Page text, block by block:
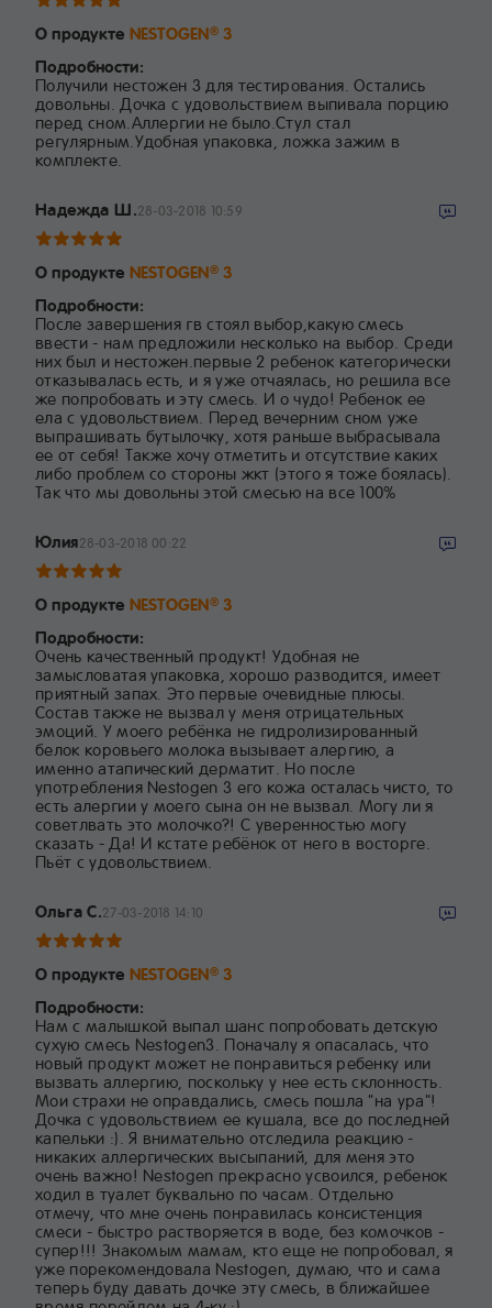
О продукте NESTOGEN®3
Подробности:
Получили нестожен 3 для тестирования. Остались
довольны. Дочка с удовольствием выпивала порцию
перед сном.Аллергии не было.Стул стал
регулярным.Удобная упаковка, ложка зажим в
комплекте.
Надежда Ш.28-03-2018 10:59
О продукте NESTOGEN®3
Подробности:
После завершения гв стоял выбор,какую смесь
ввести - нам предложили несколько на выбор. Среди
них был и нестожен.первые 2 ребенок категорически
отказывалась есть, и я уже отчаялась, но решила все
же попробовать и эту смесь. И о чудо! Ребенок ее
ела с удовольствием. Перед вечерним сном уже
выпрашивать бутылочку, хотя раньше выбрасывала
ее от себя! Также хочу отметить и отсутствие каких
либо проблем со стороны жкт (этого я тоже боялась).
Так что мы довольны этой смесью на все 100%
Юлия28-03-2018 00:22
О продукте NESTOGEN®3
Подробности:
Очень качественный продукт! Удобная не
замысловатая упаковка, хорошо разводится, имеет
приятный запах. Это первые очевидные плюсы.
Состав также не вызвал у меня отрицательных
эмоций. У моего ребёнка не гидролизированный
белок коровьего молока вызывает алергию, а
именно атапический дерматит. Но после
употребления Nestogen 3 его кожа осталась чисто, то
есть алергии у моего сына он не вызвал. Могу ли я
советлвать это молочко?! С уверенностью могу
сказать - Да! И кстате ребёнок от него в восторге.
Пьёт с удовольствием.
Ольга С.27-03-2018 14:10
О продукте NESTOGEN®3
Подробности:
Нам с малышкой выпал шанс попробовать детскую
сухую смесь Nestogen3. Поначалу я опасалась, что
новый продукт может не понравиться ребенку или
вызвать аллергию, поскольку у нее есть склонность.
Мои страхи не оправдались, смесь пошла "на ура"!
Дочка с удовольствием ее кушала, все до последней
капельки :). Я внимательно отследила реакцию -
никаких аллергических высыпаний, для меня это
очень важно! Nestogen прекрасно усвоился, ребенок
ходил в туалет буквально по часам. Отдельно
отмечу, что мне очень понравилась консистенция
смеси - быстро растворяется в воде, без комочков -
супер!!! Знакомым мамам, кто еще не попробовал, я
уже порекомендовала Nestogen, думаю, что и сама
теперь буду давать дочке эту смесь, в ближайшее